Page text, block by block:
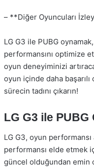
– **Diğer Oyuncuları
LG G3 ile PUBG
performansını optimize
oyun deneyiminizi
oyun içinde daha
sürecin tadını çıkarın!
LG G3 ile PUBG
LG G3, oyun
performansı elde etmek
güncel olduğundan emin